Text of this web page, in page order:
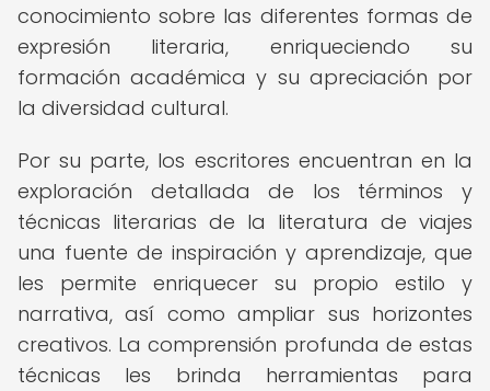
conocimiento sobre las diferentes formas de
expresión literaria, enriqueciendo su
formación académica y su apreciación por
la diversidad cultural.
Por su parte, los escritores encuentran en la
exploración detallada de los términos y
técnicas literarias de la literatura de viajes
una fuente de inspiración y aprendizaje, que
les permite enriquecer su propio estilo y
narrativa, así como ampliar sus horizontes
creativos. La comprensión profunda de estas
técnicas les brinda herramientas para